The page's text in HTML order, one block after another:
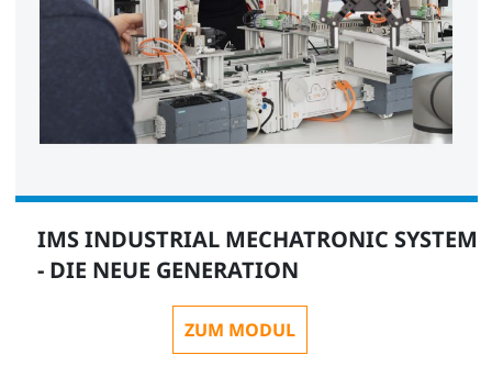
IMS INDUSTRIAL MECHATRONIC SYSTEM
- DIE NEUE GENERATION
ZUM MODUL